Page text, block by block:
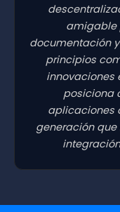
amigable
documentación
principios
innovaciones
posiciona
aplicaciones
generación